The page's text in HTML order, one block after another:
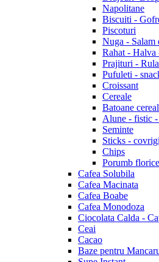
Napolitane
Biscuiti -
Piscoturi
Nuga - Salam
Rahat -
Prajituri -
Pufuleti -
Croissant
Cereale
Batoane
Alune - fistic
Seminte
Sticks -
Chips
Porumb
Cafea Solubila
Cafea Macinata
Cafea Boabe
Cafea Monodoza
Ciocolata Calda -
Ceai
Cacao
Baze pentru